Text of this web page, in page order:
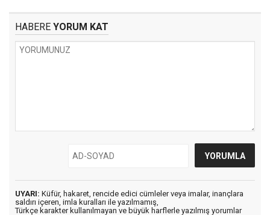
HABERE YORUM KAT
UYARI: Küfür, hakaret, rencide edici cümleler veya imalar, inançlara
saldırı içeren, imla kuralları ile yazılmamış,
Türkçe karakter kullanılmayan ve büyük harflerle yazılmış yorumlar